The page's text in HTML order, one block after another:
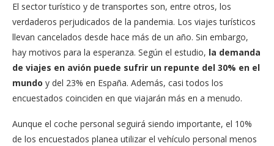
El sector turístico y de transportes son, entre otros, los
verdaderos perjudicados de la pandemia. Los viajes turísticos
llevan cancelados desde hace más de un año. Sin embargo,
hay motivos para la esperanza. Según el estudio, la demanda
de viajes en avión puede sufrir un repunte del 30% en el
mundo y del 23% en España. Además, casi todos los
encuestados coinciden en que viajarán más en a menudo.
Aunque el coche personal seguirá siendo importante, el 10%
de los encuestados planea utilizar el vehículo personal menos